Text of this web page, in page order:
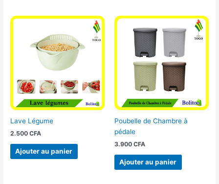
Lave Légume
2.500CFA
Ajouter au panier
Poubelle de Chambre à
pédale
3.900 CFA
Ajouter au panier